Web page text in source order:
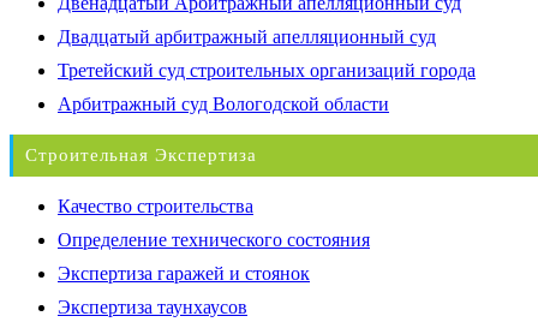
Двадцатый арбитражный апелляционный суд
Третейский суд строительных организаций города
Арбитражный суд Вологодской области
Строительная Экспертиза
Качество строительства
Определение технического состояния
Экспертиза гаражей и стоянок
Экспертиза таунхаусов